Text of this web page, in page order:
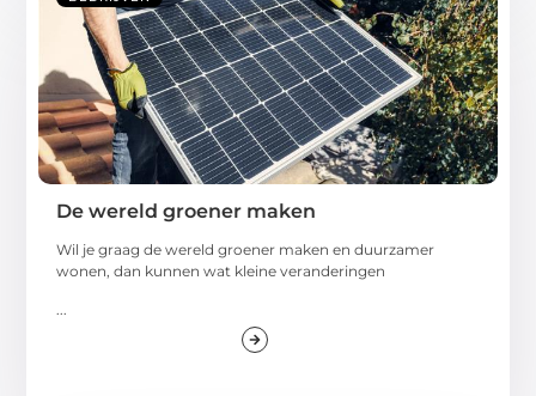
De wereld groener maken
Wil je graag de wereld groener maken en duurzamer
wonen, dan kunnen wat kleine veranderingen
...